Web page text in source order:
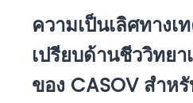
ความเป็นเลิศทาง
เปรียบด้านชีววิทยา
ของ CASOV สำหรั